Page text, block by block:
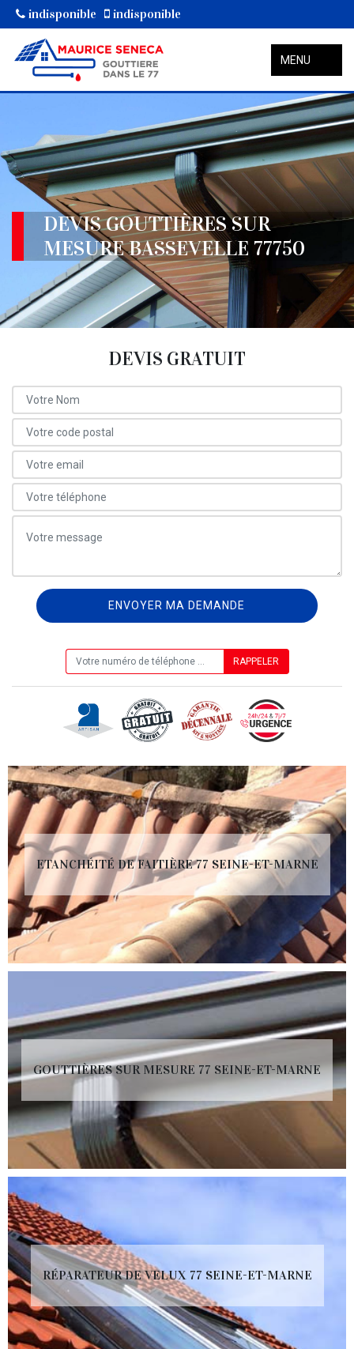
indisponible indisponible
MENU
DEVIS GOUTTIÈRES SUR
MESURE BASSEVELLE 77750
DEVIS GRATUIT
ETANCHÉITÉ DE FAITIÈRE 77 SEINE-ET-MARNE
GOUTTIÈRES SUR MESURE 77 SEINE-ET-MARNE
RÉPARATEUR DE VELUX 77 SEINE-ET-MARNE